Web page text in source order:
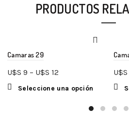
PRODUCTOS
Camaras 29
U$S 9 – U$S 12
Seleccione una opción
U$S